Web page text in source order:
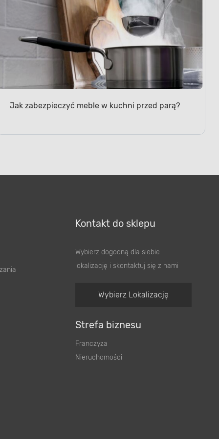
Jak zabezpieczyć meble w kuchni przed parą?
Kontakt do sklepu
Wybierz dogodną dla siebie
lokalizację i skontaktuj się z nami
Wybierz Lokalizację
Strefa biznesu
Franczyza
Nieruchomości